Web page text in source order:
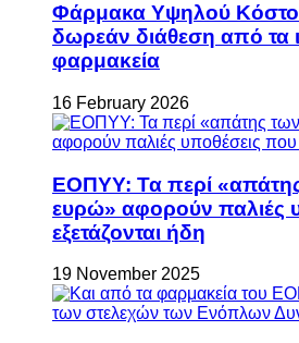
Φάρμακα Υψηλού
δωρεάν διάθεση από τα
φαρμακεία
16 February 2026
ΕΟΠΥΥ: Τα περί
ευρώ» αφορούν παλιές
εξετάζονται ήδη
19 November 2025